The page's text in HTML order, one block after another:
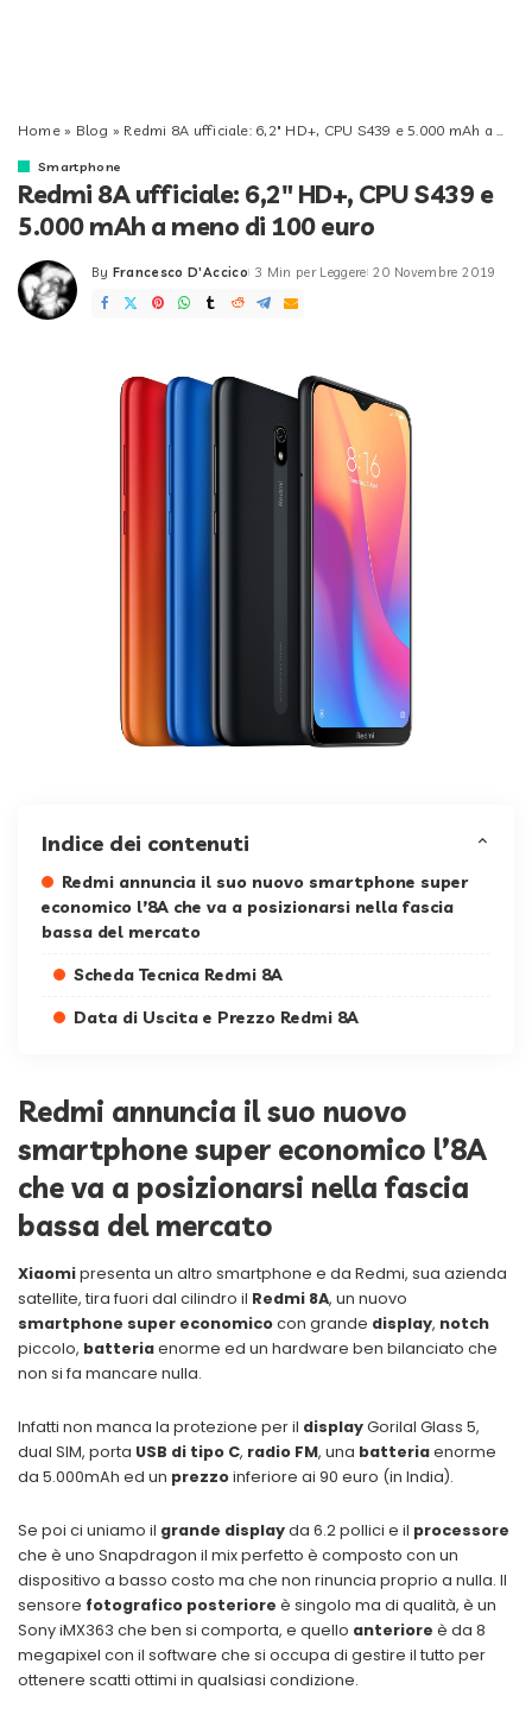
Home» Blog » Redmi 8A ufficiale: 6,2″ HD+, CPU S439 e 5.000 mAh a meno di 100 euro
Smartphone
Redmi 8A ufficiale: 6,2″ HD+, CPU S439 e
5.000 mAh a meno di 100 euro
Posted
by
By Francesco D'Accico 3 Min per Leggere 20 Novembre 2019
Indice dei contenuti
Redmi annuncia il suo nuovo smartphone super
economico l’8A che va a posizionarsi nella fascia
bassa del mercato
Scheda Tecnica Redmi 8A
Data di Uscita e Prezzo Redmi 8A
Redmi annuncia il suo nuovo
smartphone super economico l’8A
che va a posizionarsi nella fascia
bassa del mercato
Xiaomipresenta un altro smartphone e da Redmi, sua azienda
satellite, tira fuori dal cilindro il Redmi 8A, un nuovo
smartphone super economicocon grande display, notch
piccolo, batteriaenorme ed un hardware ben bilanciato che
non si fa mancare nulla.
Infatti non manca la protezione per il displayGorilal Glass 5,
dual SIM, porta USB di tipo C, radio FM, una batteriaenorme
da 5.000mAh ed un prezzoinferiore ai 90 euro (in India).
Se poi ci uniamo il grande displayda 6.2 pollici e il processore
che è uno Snapdragon il mix perfetto è composto con un
dispositivo a basso costo ma che non rinuncia proprio a nulla. Il
sensore fotografico posteriore è singolo ma di qualità, è un
Sony iMX363 che ben si comporta, e quello anteriore è da 8
megapixel con il software che si occupa di gestire il tutto per
ottenere scatti ottimi in qualsiasi condizione.